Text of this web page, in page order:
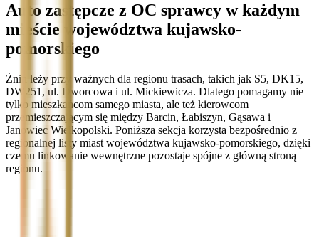
Auto zastępcze z OC sprawcy w każdym
mieście województwa kujawsko-
pomorskiego
Żnin leży przy ważnych dla regionu trasach, takich jak S5, DK15,
DW251, ul. Dworcowa i ul. Mickiewicza. Dlatego pomagamy nie
tylko mieszkańcom samego miasta, ale też kierowcom
przemieszczającym się między Barcin, Łabiszyn, Gąsawa i
Janowiec Wielkopolski. Poniższa sekcja korzysta bezpośrednio z
regionalnej listy miast województwa kujawsko-pomorskiego, dzięki
czemu linkowanie wewnętrzne pozostaje spójne z główną stroną
regionu.